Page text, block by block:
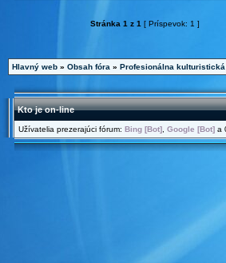
Stránka 1 z 1 [ Príspevok: 1 ]
Hlavný web » Obsah fóra » Profesionálna kulturistická
Kto je on-line
Užívatelia prezerajúci fórum: Bing [Bot] Google [Bot] a